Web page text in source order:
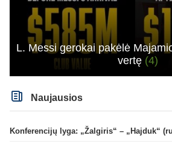
L. Messi gerokai pakėlė
vertę (4)
Naujausios